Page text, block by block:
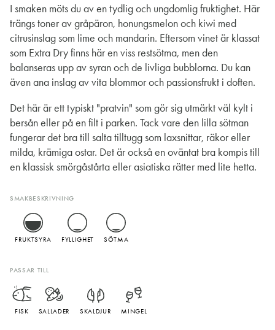
I smaken möts du av en tydlig och ungdomlig fruktighet. Här
trängs toner av gråpäron, honungsmelon och kiwi med
citrusinslag som lime och mandarin. Eftersom vinet är klassat
som Extra Dry finns här en viss restsötma, men den
balanseras upp av syran och de livliga bubblorna. Du kan
även ana inslag av vita blommor och passionsfrukt i doften.
Det här är ett typiskt "pratvin" som gör sig utmärkt väl kylt i
bersån eller på en filt i parken. Tack vare den lilla sötman
fungerar det bra till salta tilltugg som laxsnittar, räkor eller
milda, krämiga ostar. Det är också en oväntat bra kompis till
en klassisk smörgåstårta eller asiatiska rätter med lite hetta.
SMAKBESKRIVNING
FRUKTSYRA FYLLIGHET SÖTMA
PASSAR TILL
FISK SALLADER SKALDJUR MINGEL